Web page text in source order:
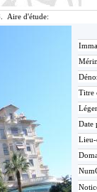
Aire d'étude:
Titre
Date